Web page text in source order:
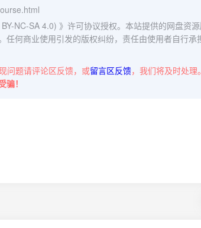
NC-SA 4.0) 》许可协议授权。本站提供的网盘资
何商业使用引发的版权纠纷，责任由使用者自行承
问题请评论区反馈，或留言区反馈，我们将及时处理
！